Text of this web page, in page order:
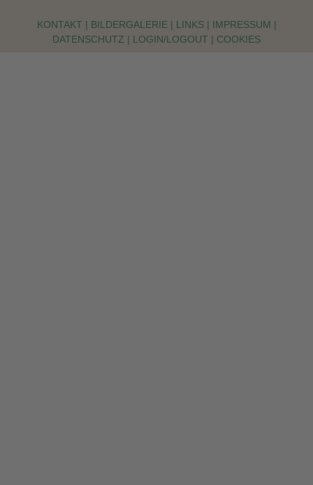
KONTAKT | BILDERGALERIE| LINKS| IMPRESSUM |
DATENSCHUTZ | LOGIN/LOGOUT | COOKIES